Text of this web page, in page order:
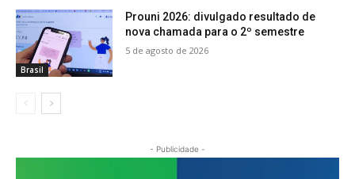
Brasil
Prouni 2026: divulgado resultado de
nova chamada para o 2º semestre
5 de agosto de 2026
- Publicidade -